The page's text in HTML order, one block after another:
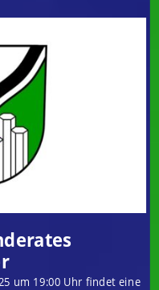
um 19:00 Uhr findet eine